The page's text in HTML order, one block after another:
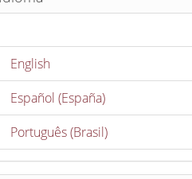
English
Español (España)
Português (Brasil)